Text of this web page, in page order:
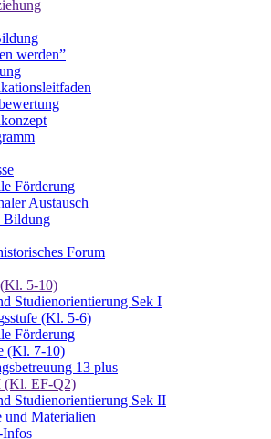
werden”
Förderung
Austausch
Bildung
Forum
5-10)
Studienorientierung Sek I
(Kl. 5-6)
Förderung
(Kl. 7-10)
13 plus
(Kl. EF-Q2)
Studienorientierung Sek II
und Materialien